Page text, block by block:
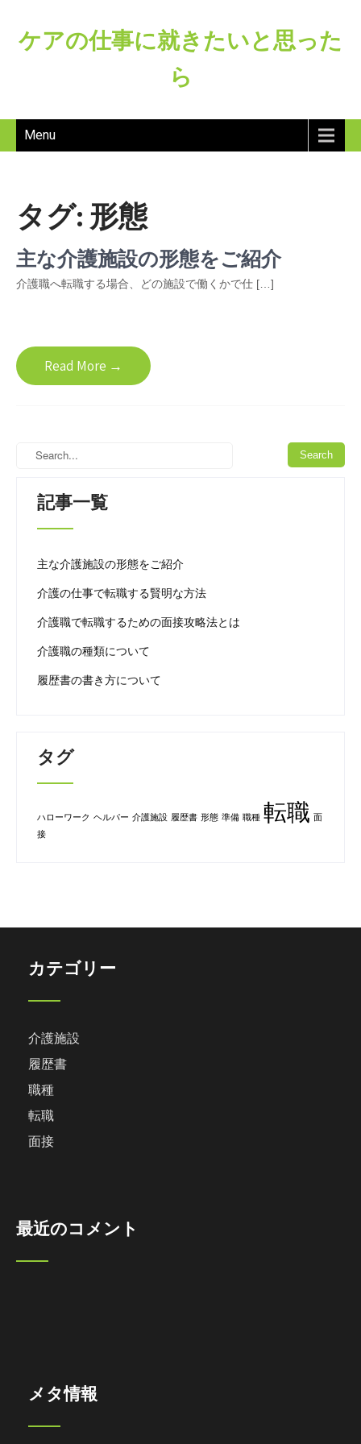
ケアの仕事に就きたいと思った
ら
Menu
タグ: 形態
主な介護施設の形態をご紹介
介護職へ転職する場合、どの施設で働くかで仕 […]
Read More →
記事一覧
主な介護施設の形態をご紹介
介護の仕事で転職する賢明な方法
介護職で転職するための面接攻略法とは
介護職の種類について
履歴書の書き方について
タグ
ハローワーク ヘルパー 介護施設 履歴書 形態 準備 職種 転職 面
接
カテゴリー
介護施設
履歴書
職種
転職
面接
最近のコメント
メタ情報